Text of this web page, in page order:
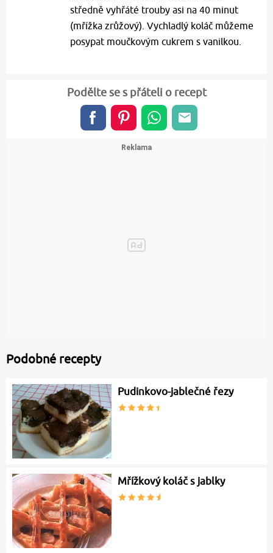
středně vyhřáté trouby asi na 40 minut
(mřížka zrůžový). Vychladlý koláč můžeme
posypat moučkovým cukrem s vanilkou.
Podělte se s přáteli o recept
Podobné recepty
Pudinkovo-jablečné řezy
Mřížkový koláč s jablky